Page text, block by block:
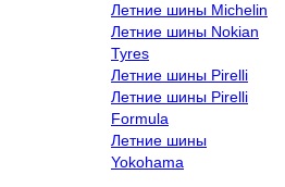
Летние шины Michelin
Летние шины Nokian
Tyres
Летние шины Pirelli
Летние шины Pirelli
Formula
Летние шины
Yokohama